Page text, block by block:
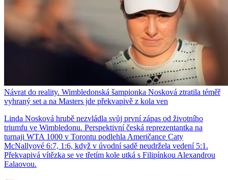
Návrat do reality. Wimbledonská šampionka Nosková ztratila téměř
vyhraný set a na Masters jde překvapivě z kola ven
Linda Nosková hrubě nezvládla svůj první zápas od životního
triumfu ve Wimbledonu. Perspektivní česká reprezentantka na
turnaji WTA 1000 v Torontu podlehla Američance Caty
McNallyové 6:7, 1:6, když v úvodní sadě neudržela vedení 5:1.
Překvapivá vítězka se ve třetím kole utká s Filipínkou Alexandrou
Ealaovou.